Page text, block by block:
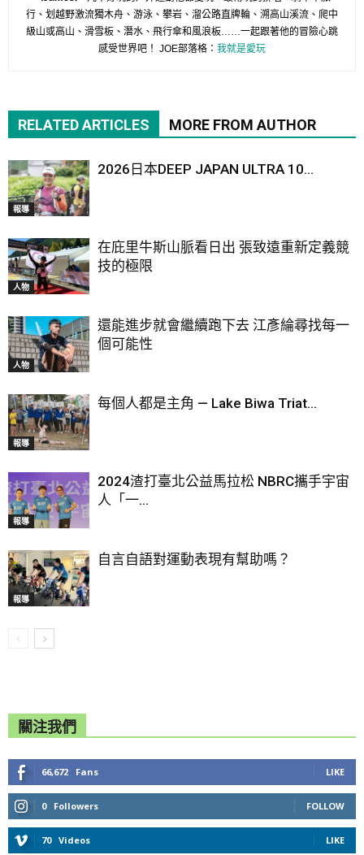
行、划越野激流獨木舟、游泳、攀岩、溜公路直牌輪、溯高山溪流、爬中
級山或高山、滑雪板、潛水、飛行傘和風浪板……一起跟著他的冒險心跳
感受世界吧！ JOE部落格： 我就是愛玩
RELATED ARTICLES MORE FROM AUTHOR
報導
2026日本DEEP JAPAN ULTRA 10...
人物
在庇里牛斯山脈看日出 張致遠重新定義競
技的極限
人物
還能進步就會繼續跑下去 江彥綸尋找每一
個可能性
報導
每個人都是主角 — Lake Biwa Triat...
報導
2024渣打臺北公益馬拉松 NBRC攜手宇宙
人「一...
報導
自言自語對運動表現有幫助嗎？
關注我們
66,672 Fans LIKE
0 Followers FOLLOW
70 Videos LIKE